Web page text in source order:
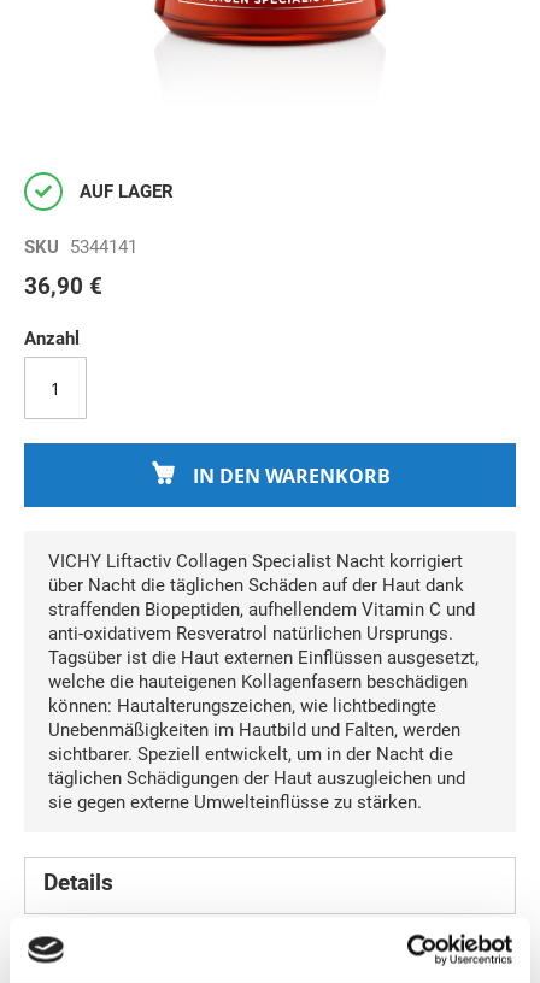
AUF LAGER
SKU 5344141
36,90 €
Anzahl
IN DEN WARENKORB
VICHY Liftactiv Collagen Specialist Nacht korrigiert
über Nacht die täglichen Schäden auf der Haut dank
straffenden Biopeptiden, aufhellendem Vitamin C und
anti-oxidativem Resveratrol natürlichen Ursprungs.
Tagsüber ist die Haut externen Einflüssen ausgesetzt,
welche die hauteigenen Kollagenfasern beschädigen
können: Hautalterungszeichen, wie lichtbedingte
Unebenmäßigkeiten im Hautbild und Falten, werden
sichtbarer. Speziell entwickelt, um in der Nacht die
täglichen Schädigungen der Haut auszugleichen und
sie gegen externe Umwelteinflüsse zu stärken.
Details
LIFTACTIV COLLAGEN SPECIALIST NACHT von Vichy
ist eine wirksame Anti-Age Nachpflege für straffere und